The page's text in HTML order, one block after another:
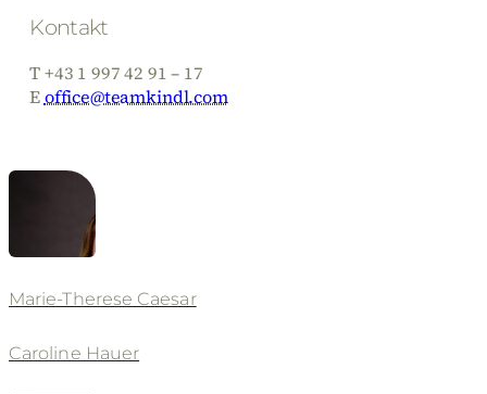
Kontakt
T +43 1 997 42 91 – 17
Eoffice@teamkindl.com
Marie-Therese Caesar
Caroline Hauer